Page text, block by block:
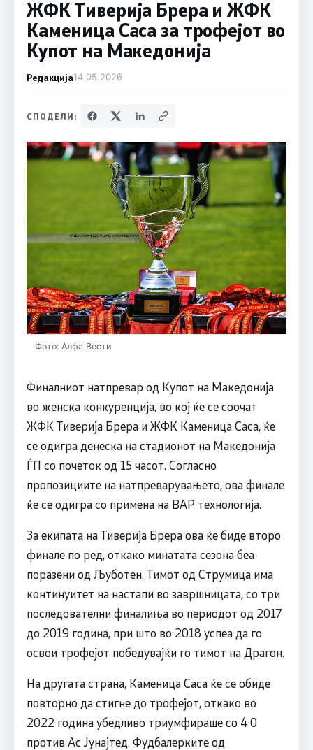
ЖФК Тиверија Брера и ЖФК
Каменица Саса за трофејот во
Купот на Македонија
Редакција14.05.2026
СПОДЕЛИ:
Фото: Алфа Вести
Финалниот натпревар од Купот на Македонија
во женска конкуренција, во кој ќе се соочат
ЖФК Тиверија Брера и ЖФК Каменица Саса, ќе
се одигра денеска на стадионот на Македонија
ЃП со почеток од 15 часот. Согласно
пропозициите на натпреварувањето, ова финале
ќе се одигра со примена на ВАР технологија.
За екипата на Тиверија Брера ова ќе биде второ
финале по ред, откако минатата сезона беа
поразени од Љуботен. Тимот од Струмица има
континуитет на настапи во завршницата, со три
последователни финалиња во периодот од 2017
до 2019 година, при што во 2018 успеа да го
освои трофејот победувајќи го тимот на Драгон.
На другата страна, Каменица Саса ќе се обиде
повторно да стигне до трофејот, откако во
2022 година убедливо триумфираше со 4:0
против Ас Јунајтед. Фудбалерките од